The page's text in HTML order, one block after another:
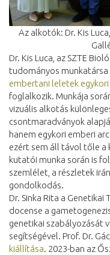
Az alkotók: Dr. Kis
Dr. Kis Luca, az SZTE
tudományos
embertani leletek
foglalkozik. Munkája
vizuális alkotás
csontmaradványok
hanem egykori emberi
ezért sem áll távol tőle a
kutatói munka során is
szemlélet, a részletek
gondolkodás.
Dr. Sinka Rita a
docense a
genetikai szabályozását
segítségével. Prof. Dr.
kiállítása. 2023-ban az